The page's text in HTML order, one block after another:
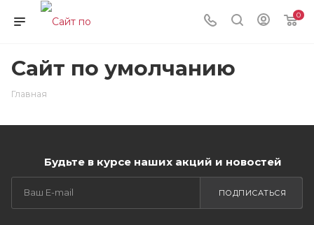
0
Сайт по умолчанию
Главная
Будьте в курсе наших акций и новостей
ПОДПИСАТЬСЯ